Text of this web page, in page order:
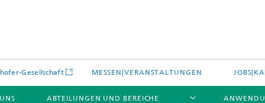
Gesellschaft MESSEN|VERANSTALTUNGEN
ABTEILUNGEN UND BEREICHE